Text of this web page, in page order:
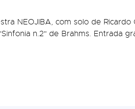
NEOJIBA, com solo de
n.2" de Brahms. Entrada